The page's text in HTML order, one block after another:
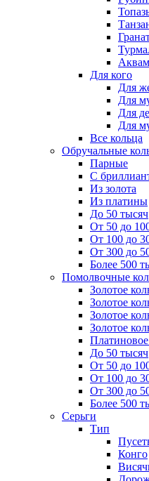
Для кого
Для
Для
Для
Для
Все кольца
Обручальные
Парные
С
Из золота
Из платины
До 50 тысяч
От 50 до
От 100 до
От 300 до
Более 500
Помолвочные
Золотое
Золотое
Золотое
Золотое
До 50 тысяч
От 50 до
От 100 до
От 300 до
Более 500
Серьги
Тип
Конго